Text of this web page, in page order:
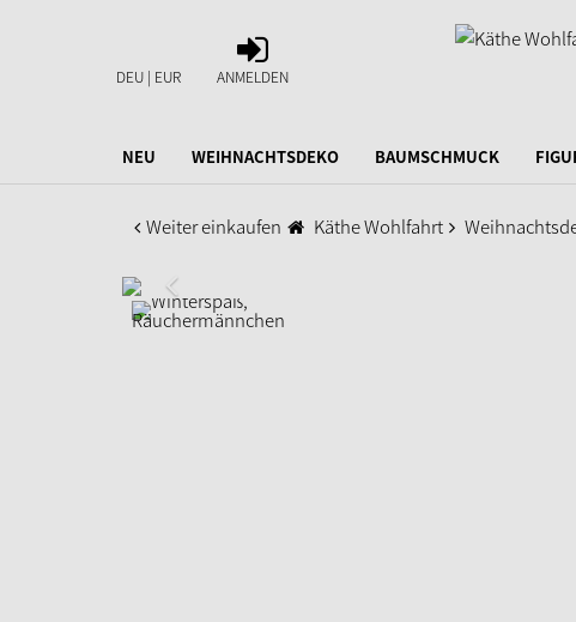
DEU | EUR
ANMELDEN
ANMELDEN
NEU WEIHNACHTSDEKO BAUMSCHMUCK
Weiter einkaufen Käthe Wohlfahrt